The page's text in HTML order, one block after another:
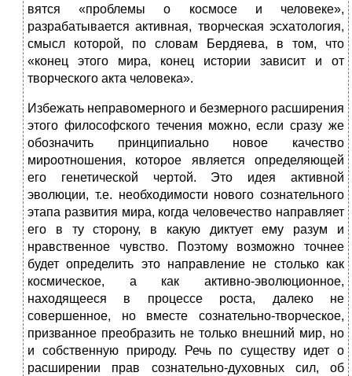
вятся «проблемы о космосе и человеке»,
разрабатывается активная, творческая эсхато­логия,
смысл которой, по словам Бердяева, в том, что
«конец этого мира, конец истории зависит и от
творческого акта человека».
Избежать неправомерного и безмерного расширения
этого философского тече­ния можно, если сразу же
обозначить принципиально новое качество
мироотно­шения, которое является определяющей
его генетической чертой. Это идея ак­тивной
эволюции, т.е. необходимости нового сознательного
этапа развития ми­ра, когда человечество направляет
его в ту сторону, в какую диктует ему разум и
нравственное чувство. Поэтому возможно точнее
будет определить это направ­ле­ние не столько как
космическое, а как активно-эволюционное,
находящееся в процессе роста, далеко не
совершенное, но вместе сознательно-творческое,
при­званное преобразить не только внешний мир, но
и собственную природу. Речь по существу идет о
расширении прав сознательно-духовных сил, об